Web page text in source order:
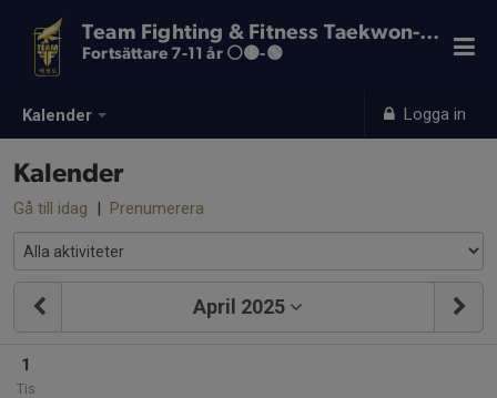
Kalender Logga in
Team Fighting & Fitness Taekwon-Do
Fortsättare 7-11 år ⚪️🟡-🟢
Kalender
Gå till idag | Prenumerera
April 2025
1
Tis